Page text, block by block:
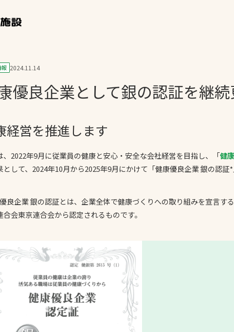
一覧を見る
熱中症対策ミスト
工芝
環境対応ウレタン
全天候舗装
クレイ（土）舗装
防球設備
生）
見えづらさや操作にお困りの方へ
報 2024.11.14
優良企業として銀の認証を継続
経営を推進します
、2022年9月に従業員の健康と安心・安全な会社経営を目指し、「健
として、2024年10月から2025年9月にかけて「健康優良企業 銀の認証
良企業 銀の認証とは、企業全体で健康づくりへの取り組みを宣言
合会東京連合会から認定されるものです。